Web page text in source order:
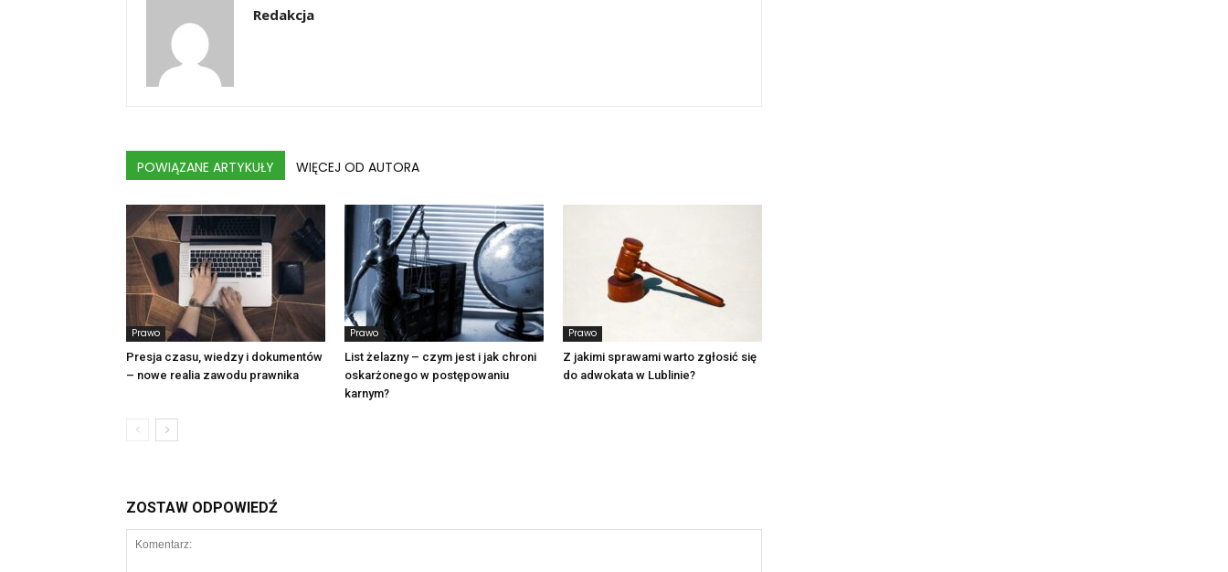
Redakcja
POWIĄZANE ARTYKUŁY WIĘCEJ OD AUTORA
Prawo
Presja czasu, wiedzy i dokumentów
– nowe realia zawodu prawnika
Prawo
List żelazny – czym jest i jak chroni
oskarżonego w postępowaniu
karnym?
Prawo
Z jakimi sprawami warto zgłosić się
do adwokata w Lublinie?
ZOSTAW ODPOWIEDŹ